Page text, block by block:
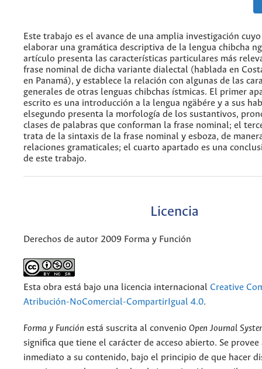
Este trabajo es el avance de una amplia investigación
elaborar una gramática descriptiva de la lengua chibcha
artículo presenta las características particulares más
frase nominal de dicha variante dialectal (hablada en
en Panamá), y establece la relación con algunas de las
generales de otras lenguas chibchas ístmicas. El primer
escrito es una introducción a la lengua ngäbére y a sus
elsegundo presenta la morfología de los sustantivos,
clases de palabras que conforman la frase nominal; el
trata de la sintaxis de la frase nominal y esboza, de
relaciones gramaticales; el cuarto apartado es una
de este trabajo.
Licencia
Derechos de autor 2009 Forma y Función
Esta obra está bajo una licencia internacional Creative
Atribución-NoComercial-CompartirIgual 4.0.
Forma y Función está suscrita al convenio Open Journal
significa que tiene el carácter de acceso abierto. Se provee
inmediato a su contenido, bajo el principio de que hacer